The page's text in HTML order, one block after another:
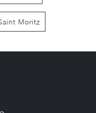
Moritz